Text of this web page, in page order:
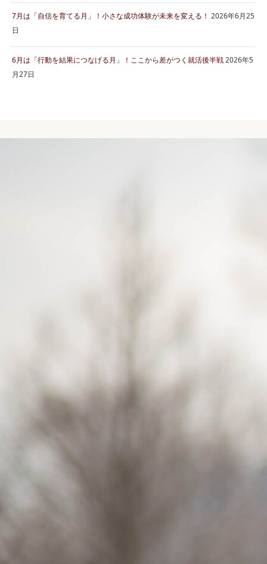
7月は「自信を育てる月」！小さな成功体験が未来を変える！ 2026年6月25
日
6月は「行動を結果につなげる月」！ここから差がつく就活後半戦2026年5
月27日